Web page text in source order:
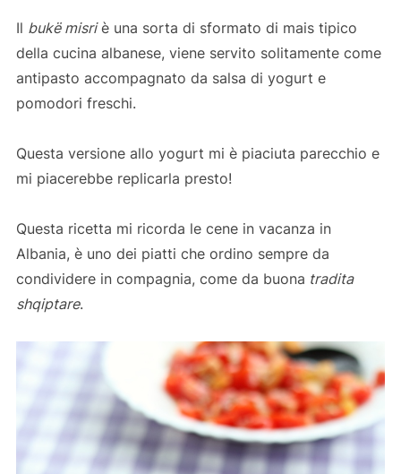
Il bukë misriè una sorta di sformato di mais tipico
della cucina albanese, viene servito solitamente come
antipasto accompagnato da salsa di yogurt e
pomodori freschi.
Questa versione allo yogurt mi è piaciuta parecchio e
mi piacerebbe replicarla presto!
Questa ricetta mi ricorda le cene in vacanza in
Albania, è uno dei piatti che ordino sempre da
condividere in compagnia, come da buona tradita
shqiptare.